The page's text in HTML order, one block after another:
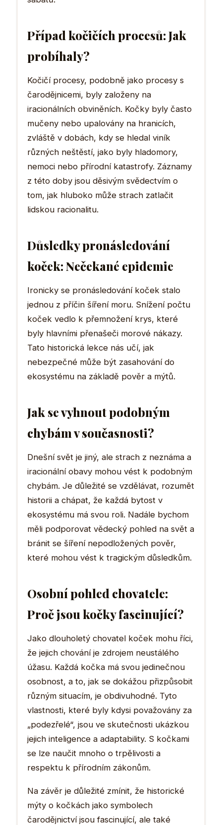
Případ kočičích procesů: Jak
probíhaly?
Kočičí procesy, podobně jako procesy s
čarodějnicemi, byly založeny na
iracionálních obviněních. Kočky byly často
mučeny nebo upalovány na hranicích,
zvláště v dobách, kdy se hledal viník
různých neštěstí, jako byly hladomory,
nemoci nebo přírodní katastrofy. Záznamy
z této doby jsou děsivým svědectvím o
tom, jak hluboko může strach zatlačit
lidskou racionalitu.
Důsledky pronásledování
koček: Nečekané epidemie
Ironicky se pronásledování koček stalo
jednou z příčin šíření moru. Snížení počtu
koček vedlo k přemnožení krys, které
byly hlavními přenašeči morové nákazy.
Tato historická lekce nás učí, jak
nebezpečné může být zasahování do
ekosystému na základě pověr a mýtů.
Jak se vyhnout podobným
chybám v současnosti?
Dnešní svět je jiný, ale strach z neznáma a
iracionální obavy mohou vést k podobným
chybám. Je důležité se vzdělávat, rozumět
historii a chápat, že každá bytost v
ekosystému má svou roli. Nadále bychom
měli podporovat vědecký pohled na svět a
bránit se šíření nepodložených pověr,
které mohou vést k tragickým důsledkům.
Osobní pohled chovatele:
Proč jsou kočky fascinující?
Jako dlouholetý chovatel koček mohu říci,
že jejich chování je zdrojem neustálého
úžasu. Každá kočka má svou jedinečnou
osobnost, a to, jak se dokážou přizpůsobit
různým situacím, je obdivuhodné. Tyto
vlastnosti, které byly kdysi považovány za
„podezřelé“, jsou ve skutečnosti ukázkou
jejich inteligence a adaptability. S kočkami
se lze naučit mnoho o trpělivosti a
respektu k přírodním zákonům.
Na závěr je důležité zmínit, že historické
mýty o kočkách jako symbolech
čarodějnictví jsou fascinující, ale také